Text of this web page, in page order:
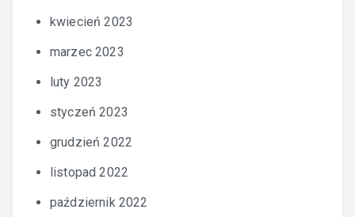
kwiecień 2023
marzec 2023
luty 2023
styczeń 2023
grudzień 2022
listopad 2022
październik 2022